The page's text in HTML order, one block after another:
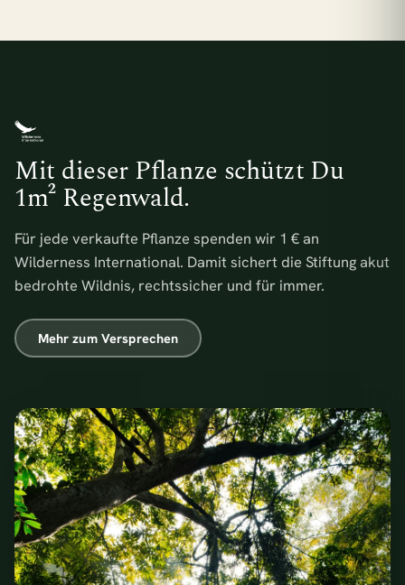
Mit dieser Pflanze schützt Du
1m² Regenwald.
Für jede verkaufte Pflanze spenden wir 1 € an
Wilderness International. Damit sichert die Stiftung akut
bedrohte Wildnis, rechtssicher und für immer.
Mehr zum Versprechen